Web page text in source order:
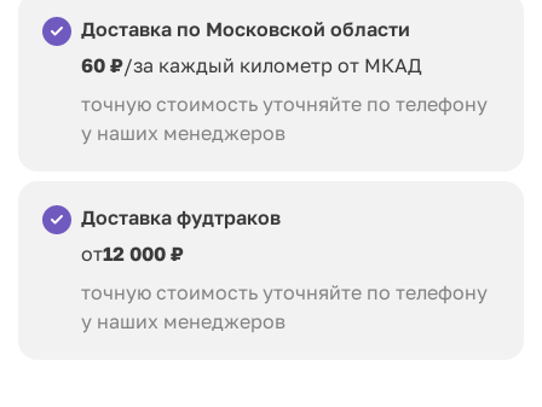
Доставка по Московской области
60 ₽/за каждый километр от МКАД
точную стоимость уточняйте по телефону
у наших менеджеров
Доставка фудтраков
от12 000 ₽
точную стоимость уточняйте по телефону
у наших менеджеров